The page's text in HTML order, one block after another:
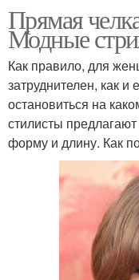
Прямая
Модные
Как правило, для
затруднителен, как и
остановиться на
стилисты
форму и длину. Как